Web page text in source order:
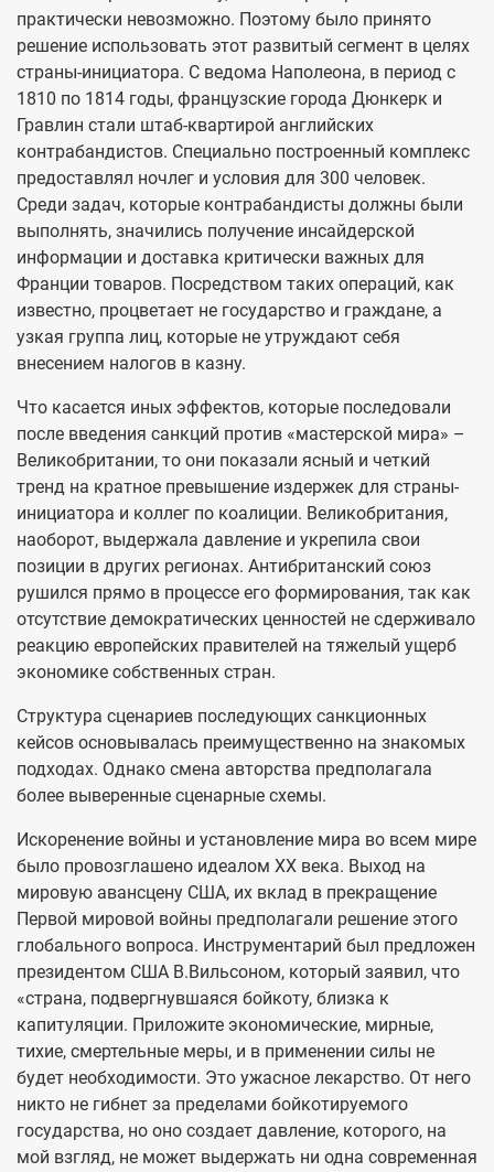
практически невозможно. Поэтому было принято
решение использовать этот развитый сегмент в целях
страны-инициатора. С ведома Наполеона, в период с
1810 по 1814 годы, французские города Дюнкерк и
Гравлин стали штаб-квартирой английских
контрабандистов. Специально построенный комплекс
предоставлял ночлег и условия для 300 человек.
Среди задач, которые контрабандисты должны были
выполнять, значились получение инсайдерской
информации и доставка критически важных для
Франции товаров. Посредством таких операций, как
известно, процветает не государство и граждане, а
узкая группа лиц, которые не утруждают себя
внесением налогов в казну.
Что касается иных эффектов, которые последовали
после введения санкций против «мастерской мира» –
Великобритании, то они показали ясный и четкий
тренд на кратное превышение издержек для страны-
инициатора и коллег по коалиции. Великобритания,
наоборот, выдержала давление и укрепила свои
позиции в других регионах. Антибританский союз
рушился прямо в процессе его формирования, так как
отсутствие демократических ценностей не сдерживало
реакцию европейских правителей на тяжелый ущерб
экономике собственных стран.
Структура сценариев последующих санкционных
кейсов основывалась преимущественно на знакомых
подходах. Однако смена авторства предполагала
более выверенные сценарные схемы.
Искоренение войны и установление мира во всем мире
было провозглашено идеалом XX века. Выход на
мировую авансцену США, их вклад в прекращение
Первой мировой войны предполагали решение этого
глобального вопроса. Инструментарий был предложен
президентом США В.Вильсоном, который заявил, что
«страна, подвергнувшаяся бойкоту, близка к
капитуляции. Приложите экономические, мирные,
тихие, смертельные меры, и в применении силы не
будет необходимости. Это ужасное лекарство. От него
никто не гибнет за пределами бойкотируемого
государства, но оно создает давление, которого, на
мой взгляд, не может выдержать ни одна современная